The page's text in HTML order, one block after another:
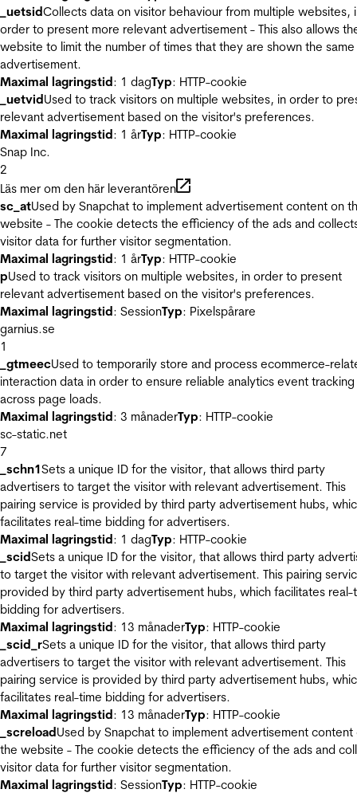
_uetsidCollects data on visitor behaviour from multiple websites,
order to present more relevant advertisement - This also allows
website to limit the number of times that they are shown the same
advertisement.
Maximal lagringstid: 1 dagTyp: HTTP-cookie
_uetvidUsed to track visitors on multiple websites, in order to
relevant advertisement based on the visitor's preferences.
Maximal lagringstid: 1 årTyp: HTTP-cookie
Snap Inc.
2
Läs mer om den här leverantören
sc_atUsed by Snapchat to implement advertisement content on
website - The cookie detects the efficiency of the ads and
visitor data for further visitor segmentation.
Maximal lagringstid: 1 årTyp: HTTP-cookie
pUsed to track visitors on multiple websites, in order to present
relevant advertisement based on the visitor's preferences.
Maximal lagringstid: SessionTyp: Pixelspårare
garnius.se
1
_gtmeecUsed to temporarily store and process ecommerce-
interaction data in order to ensure reliable analytics event tracking
across page loads.
Maximal lagringstid: 3 månaderTyp: HTTP-cookie
sc-static.net
7
_schn1Sets a unique ID for the visitor, that allows third party
advertisers to target the visitor with relevant advertisement. This
pairing service is provided by third party advertisement hubs,
facilitates real-time bidding for advertisers.
Maximal lagringstid: 1 dagTyp: HTTP-cookie
_scidSets a unique ID for the visitor, that allows third party
to target the visitor with relevant advertisement. This pairing
provided by third party advertisement hubs, which facilitates real-
bidding for advertisers.
Maximal lagringstid: 13 månaderTyp: HTTP-cookie
_scid_rSets a unique ID for the visitor, that allows third party
advertisers to target the visitor with relevant advertisement. This
pairing service is provided by third party advertisement hubs,
facilitates real-time bidding for advertisers.
Maximal lagringstid: 13 månaderTyp: HTTP-cookie
_screloadUsed by Snapchat to implement advertisement content
the website - The cookie detects the efficiency of the ads and
visitor data for further visitor segmentation.
Maximal lagringstid: SessionTyp: HTTP-cookie